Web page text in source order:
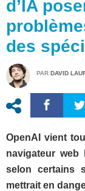
d’IA
des
PAR DAVID
OpenAI vient
navigateur web
selon certains
mettrait en